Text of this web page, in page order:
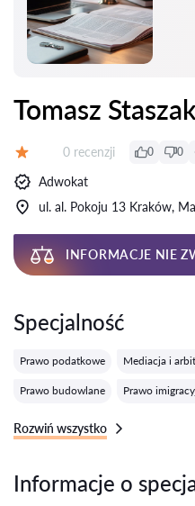
Tomasz Staszak
Recenzji:
0 recenzji 0 0
Adwokat
ul. al. Pokoju 13 Kraków,
INFORMACJE NIE
Specjalność
Prawo podatkowe Mediacja i
Prawo budowlane Prawo
Rozwiń wszystko
Informacje o